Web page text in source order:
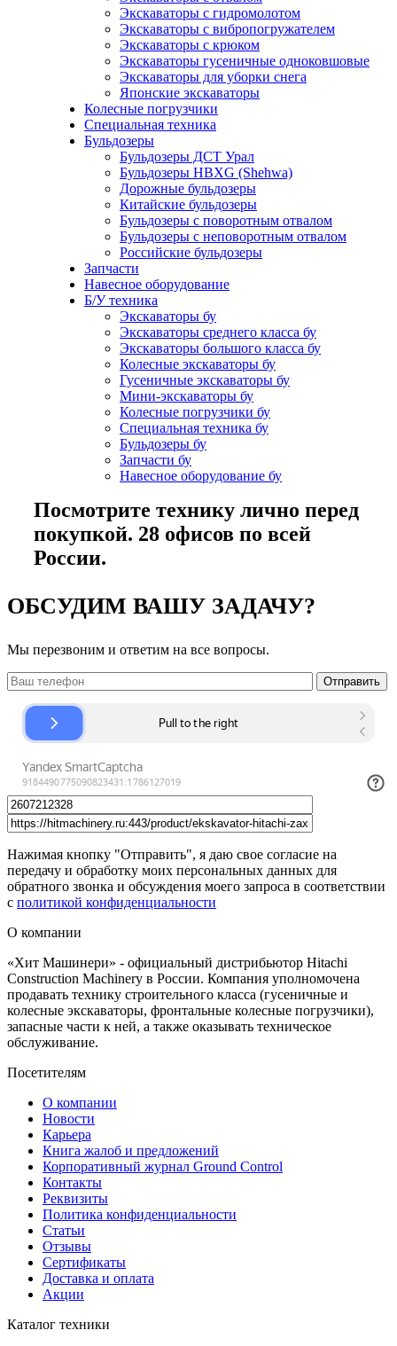
Экскаваторы с гидромолотом
Экскаваторы с вибропогружателем
Экскаваторы с крюком
Экскаваторы гусеничные одноковшовые
Экскаваторы для уборки снега
Японские экскаваторы
Колесные погрузчики
Специальная техника
Бульдозеры
Бульдозеры ДСТ Урал
Бульдозеры HBXG (Shehwa)
Дорожные бульдозеры
Китайские бульдозеры
Бульдозеры с поворотным отвалом
Бульдозеры с неповоротным отвалом
Российские бульдозеры
Запчасти
Навесное оборудование
Б/У техника
Экскаваторы бу
Экскаваторы среднего класса бу
Экскаваторы большого класса бу
Колесные экскаваторы бу
Гусеничные экскаваторы бу
Мини-экскаваторы бу
Колесные погрузчики бу
Специальная техника бу
Бульдозеры бу
Запчасти бу
Навесное оборудование бу
Посмотрите технику лично перед
покупкой. 28 офисов по всей
России.
ОБСУДИМ ВАШУ ЗАДАЧУ?
Мы перезвоним и ответим на все вопросы.
Нажимая кнопку "Отправить", я даю свое согласие на
передачу и обработку моих персональных данных для
обратного звонка и обсуждения моего запроса в соответствии
с политикой конфиденциальности
О компании
«Хит Машинери» - официальный дистрибьютор Hitachi
Construction Machinery в России. Компания уполномочена
продавать технику строительного класса (гусеничные и
колесные экскаваторы, фронтальные колесные погрузчики),
запасные части к ней, а также оказывать техническое
обслуживание.
Посетителям
О компании
Новости
Карьера
Книга жалоб и предложений
Корпоративный журнал Ground Control
Контакты
Реквизиты
Политика конфиденциальности
Статьи
Отзывы
Сертификаты
Доставка и оплата
Акции
Каталог техники